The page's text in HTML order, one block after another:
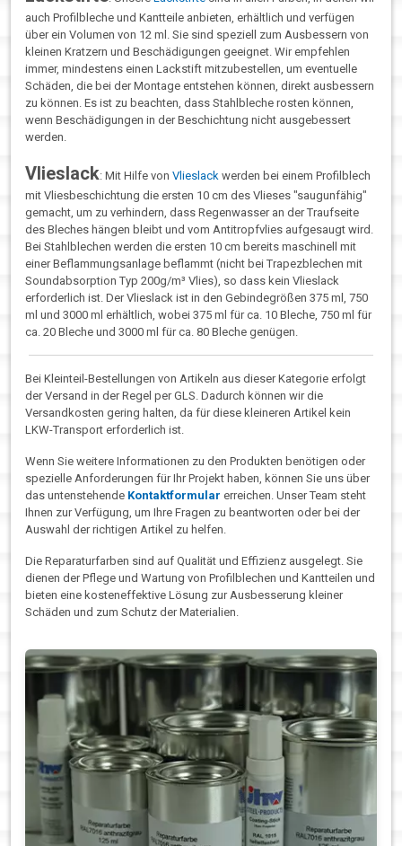
auch Profilbleche und Kantteile anbieten, erhältlich und verfügen
über ein Volumen von 12 ml. Sie sind speziell zum Ausbessern von
kleinen Kratzern und Beschädigungen geeignet. Wir empfehlen
immer, mindestens einen Lackstift mitzubestellen, um eventuelle
Schäden, die bei der Montage entstehen können, direkt ausbessern
zu können. Es ist zu beachten, dass Stahlbleche rosten können,
wenn Beschädigungen in der Beschichtung nicht ausgebessert
werden.
Vlieslack: Mit Hilfe von Vlieslack werden bei einem Profilblech
mit Vliesbeschichtung die ersten 10 cm des Vlieses "saugunfähig"
gemacht, um zu verhindern, dass Regenwasser an der Traufseite
des Bleches hängen bleibt und vom Antitropfvlies aufgesaugt wird.
Bei Stahlblechen werden die ersten 10 cm bereits maschinell mit
einer Beflammungsanlage beflammt (nicht bei Trapezblechen mit
Soundabsorption Typ 200g/m³ Vlies), so dass kein Vlieslack
erforderlich ist. Der Vlieslack ist in den Gebindegrößen 375 ml, 750
ml und 3000 ml erhältlich, wobei 375 ml für ca. 10 Bleche, 750 ml für
ca. 20 Bleche und 3000 ml für ca. 80 Bleche genügen.
Bei Kleinteil-Bestellungen von Artikeln aus dieser Kategorie erfolgt
der Versand in der Regel per GLS. Dadurch können wir die
Versandkosten gering halten, da für diese kleineren Artikel kein
LKW-Transport erforderlich ist.
Wenn Sie weitere Informationen zu den Produkten benötigen oder
spezielle Anforderungen für Ihr Projekt haben, können Sie uns über
das untenstehende Kontaktformular erreichen. Unser Team steht
Ihnen zur Verfügung, um Ihre Fragen zu beantworten oder bei der
Auswahl der richtigen Artikel zu helfen.
Die Reparaturfarben sind auf Qualität und Effizienz ausgelegt. Sie
dienen der Pflege und Wartung von Profilblechen und Kantteilen und
bieten eine kosteneffektive Lösung zur Ausbesserung kleiner
Schäden und zum Schutz der Materialien.